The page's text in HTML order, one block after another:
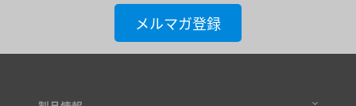
メルマガ登録